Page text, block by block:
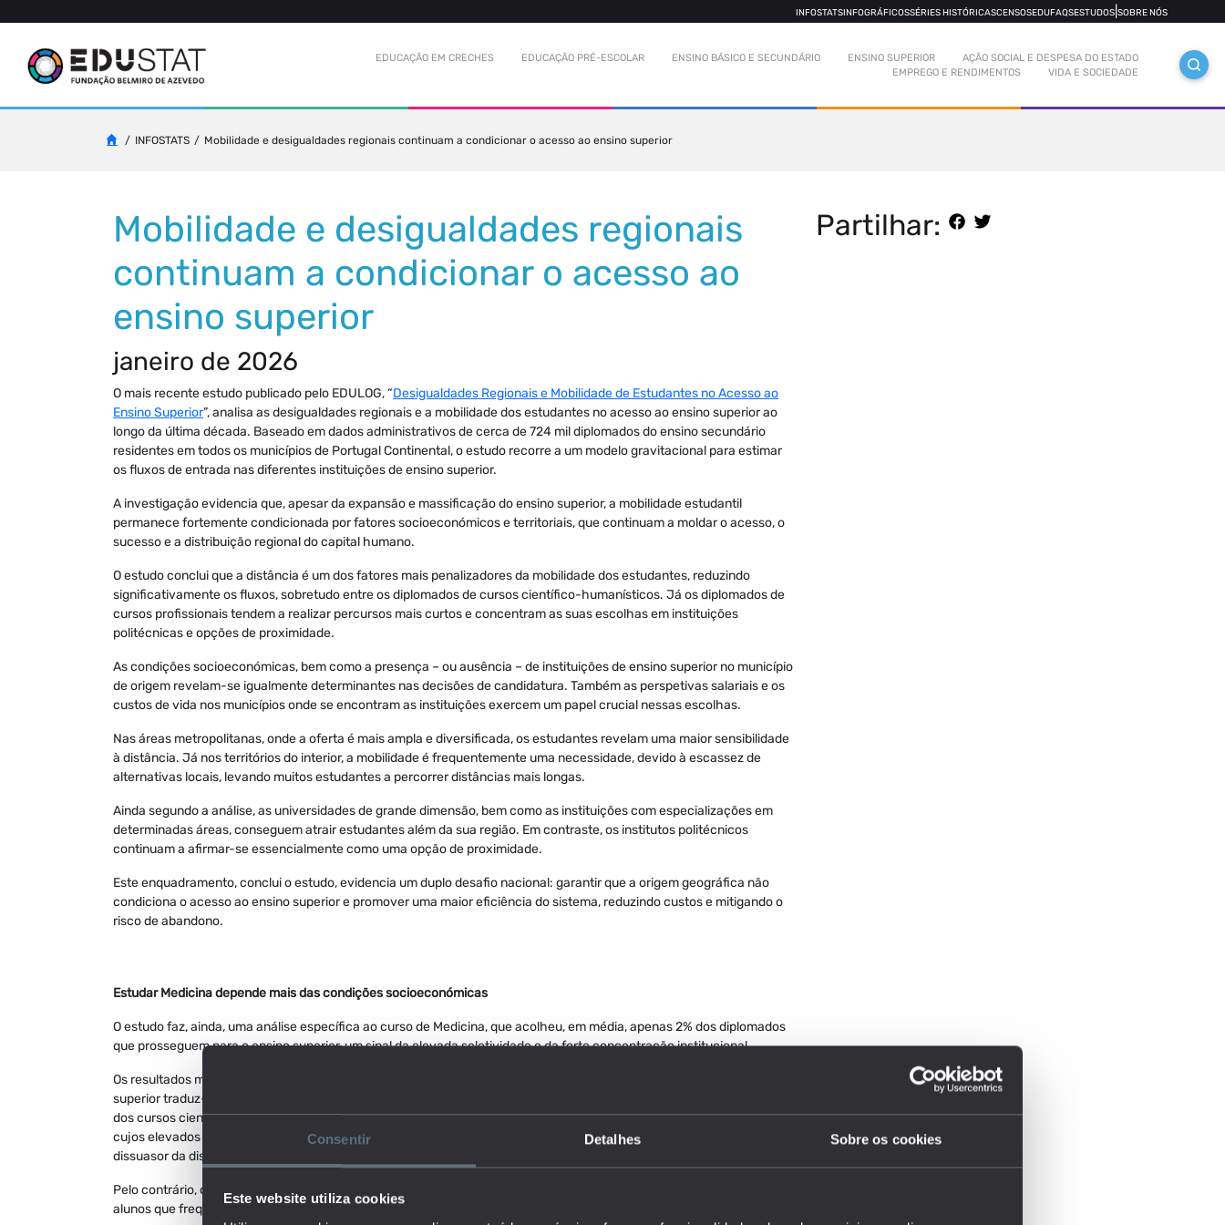
Consentir Detalhes Sobre os cookies
Este website utiliza cookies
INFOSTATSINFOGRÁFICOSSÉRIES HISTÓRICASCENSOSEDUFAQSESTUDOS SOBRE NÓS
EDUCAÇÃO EM CRECHES EDUCAÇÃO PRÉ-ESCOLAR ENSINO BÁSICO E SECUNDÁRIO ENSINO SUPERIOR
AÇÃO SOCIAL E DESPESA DO ESTADO
EMPREGO E RENDIMENTOS
VIDA E SOCIEDADE
INFOSTATS Mobilidade e desigualdades regionais continuam a condicionar o acesso ao ensino superior
Mobilidade e desigualdades regionais
continuam a condicionar o acesso ao
ensino superior
janeiro de 2026
O mais recente estudo publicado pelo EDULOG, “Desigualdades Regionais e Mobilidade de Estudantes no Acesso ao
Ensino Superior”, analisa as desigualdades regionais e a mobilidade dos estudantes no acesso ao ensino superior ao
longo da última década. Baseado em dados administrativos de cerca de 724 mil diplomados do ensino secundário
residentes em todos os municípios de Portugal Continental, o estudo recorre a um modelo gravitacional para estimar
os fluxos de entrada nas diferentes instituições de ensino superior.
A investigação evidencia que, apesar da expansão e massificação do ensino superior, a mobilidade estudantil
permanece fortemente condicionada por fatores socioeconómicos e territoriais, que continuam a moldar o acesso, o
sucesso e a distribuição regional do capital humano.
O estudo conclui que a distância é um dos fatores mais penalizadores da mobilidade dos estudantes, reduzindo
significativamente os fluxos, sobretudo entre os diplomados de cursos científico-humanísticos. Já os diplomados de
cursos profissionais tendem a realizar percursos mais curtos e concentram as suas escolhas em instituições
politécnicas e opções de proximidade.
As condições socioeconómicas, bem como a presença – ou ausência – de instituições de ensino superior no município
de origem revelam-se igualmente determinantes nas decisões de candidatura. Também as perspetivas salariais e os
custos de vida nos municípios onde se encontram as instituições exercem um papel crucial nessas escolhas.
Nas áreas metropolitanas, onde a oferta é mais ampla e diversificada, os estudantes revelam uma maior sensibilidade
à distância. Já nos territórios do interior, a mobilidade é frequentemente uma necessidade, devido à escassez de
alternativas locais, levando muitos estudantes a percorrer distâncias mais longas.
Ainda segundo a análise, as universidades de grande dimensão, bem como as instituições com especializações em
determinadas áreas, conseguem atrair estudantes além da sua região. Em contraste, os institutos politécnicos
continuam a afirmar-se essencialmente como uma opção de proximidade.
Este enquadramento, conclui o estudo, evidencia um duplo desafio nacional: garantir que a origem geográfica não
condiciona o acesso ao ensino superior e promover uma maior eficiência do sistema, reduzindo custos e mitigando o
risco de abandono.
Estudar Medicina depende mais das condições socioeconómicas
O estudo faz, ainda, uma análise específica ao curso de Medicina, que acolheu, em média, apenas 2% dos diplomados
que prosseguem para o ensino superior, um sinal da elevada seletividade e da forte concentração institucional.
Os resultados mostram que um aumento de 10% na distância entre o município de origem e a instituição de ensino
superior traduz-se numa queda de apenas 1,5% nos fluxos de entrada, cerca de metade do observado no conjunto
dos cursos científico-humanísticos. A menor sensibilidade à distância evidencia a forte atratividade de Medicina,
cujos elevados retornos e prestígio levam os estudantes a aceitar maiores custos de deslocação, atenuando o efeito
dissuasor da distância.
Pelo contrário, os fatores socioeconómicos revelam um peso significativo. Um aumento de 10 p.p. na proporção de
alunos que frequentam o ensino secundário privado está associado a um acréscimo de 3% nos fluxos para Medicina.
Partilhar: